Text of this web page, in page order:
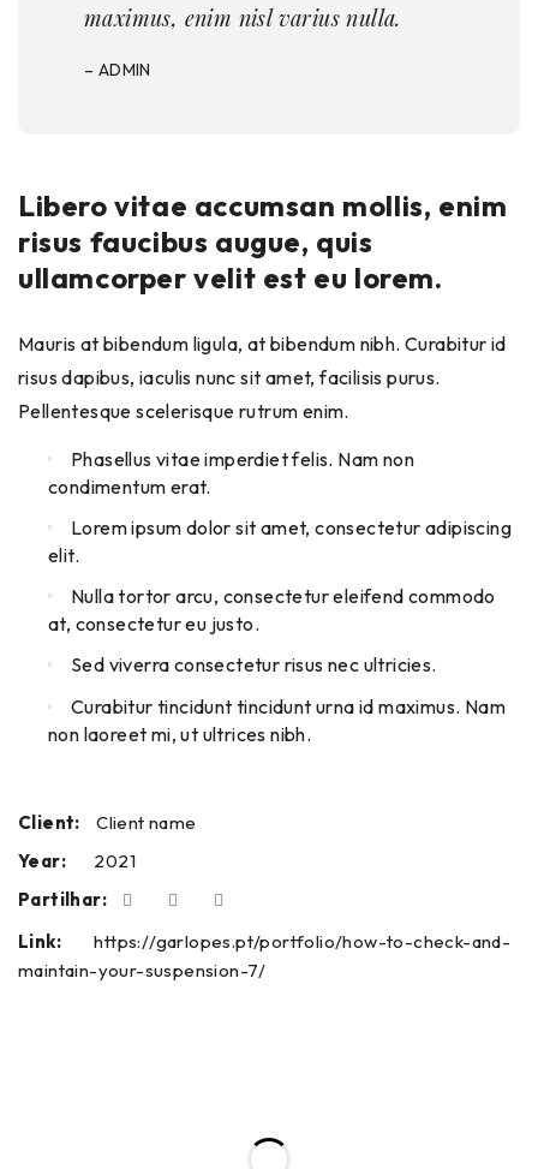
maximus, enim nisl varius nulla.
– ADMIN
Libero vitae accumsan mollis, enim
risus faucibus augue, quis
ullamcorper velit est eu lorem.
Mauris at bibendum ligula, at bibendum nibh. Curabitur id
risus dapibus, iaculis nunc sit amet, facilisis purus.
Pellentesque scelerisque rutrum enim.
Phasellus vitae imperdiet felis. Nam non
condimentum erat.
Lorem ipsum dolor sit amet, consectetur adipiscing
elit.
Nulla tortor arcu, consectetur eleifend commodo
at, consectetur eu justo.
Sed viverra consectetur risus nec ultricies.
Curabitur tincidunt tincidunt urna id maximus. Nam
non laoreet mi, ut ultrices nibh.
Client:
Client name
Year:
2021
Partilhar:
Link:
https://garlopes.pt/portfolio/how-to-check-and-
maintain-your-suspension-7/